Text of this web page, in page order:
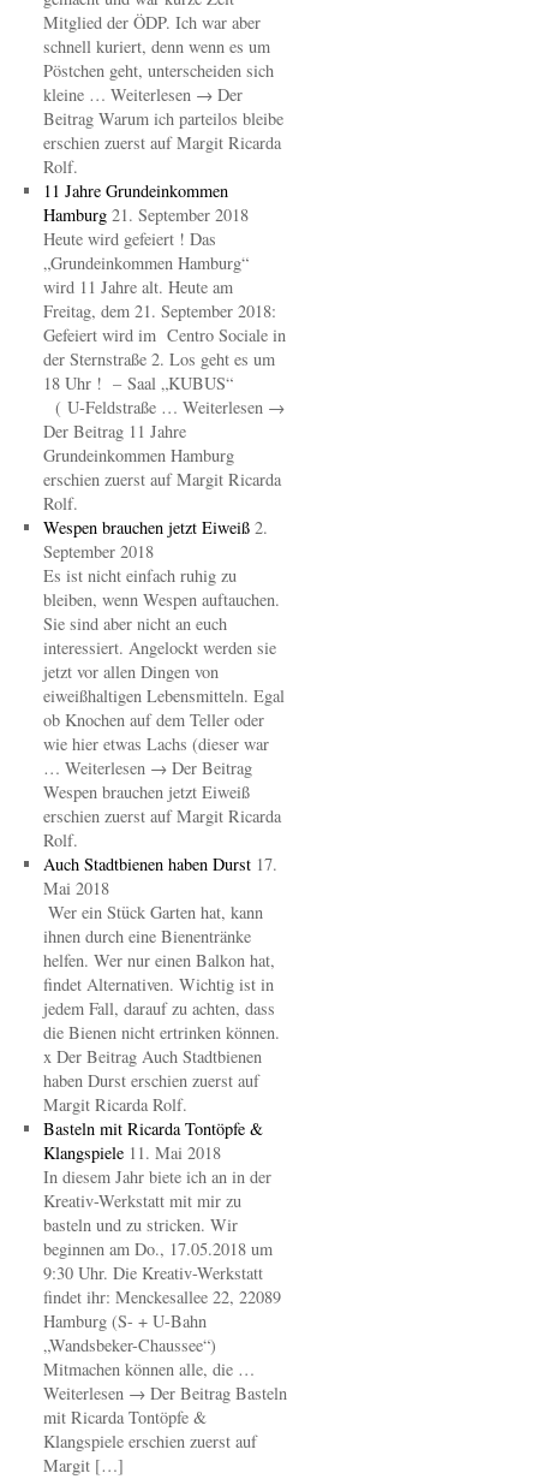
Mitglied der ÖDP. Ich war aber
schnell kuriert, denn wenn es um
Pöstchen geht, unterscheiden sich
kleine … Weiterlesen → Der
Beitrag Warum ich parteilos bleibe
erschien zuerst auf Margit Ricarda
Rolf.
11 Jahre Grundeinkommen
Hamburg 21. September 2018
Heute wird gefeiert ! Das
„Grundeinkommen Hamburg“
wird 11 Jahre alt. Heute am
Freitag, dem 21. September 2018:
Gefeiert wird im Centro Sociale in
der Sternstraße 2. Los geht es um
18 Uhr ! – Saal „KUBUS“
( U-Feldstraße … Weiterlesen →
Der Beitrag 11 Jahre
Grundeinkommen Hamburg
erschien zuerst auf Margit Ricarda
Rolf.
Wespen brauchen jetzt Eiweiß 2.
September 2018
Es ist nicht einfach ruhig zu
bleiben, wenn Wespen auftauchen.
Sie sind aber nicht an euch
interessiert. Angelockt werden sie
jetzt vor allen Dingen von
eiweißhaltigen Lebensmitteln. Egal
ob Knochen auf dem Teller oder
wie hier etwas Lachs (dieser war
… Weiterlesen → Der Beitrag
Wespen brauchen jetzt Eiweiß
erschien zuerst auf Margit Ricarda
Rolf.
Auch Stadtbienen haben Durst 17.
Mai 2018
Wer ein Stück Garten hat, kann
ihnen durch eine Bienentränke
helfen. Wer nur einen Balkon hat,
findet Alternativen. Wichtig ist in
jedem Fall, darauf zu achten, dass
die Bienen nicht ertrinken können.
x Der Beitrag Auch Stadtbienen
haben Durst erschien zuerst auf
Margit Ricarda Rolf.
Basteln mit Ricarda Tontöpfe &
Klangspiele 11. Mai 2018
In diesem Jahr biete ich an in der
Kreativ-Werkstatt mit mir zu
basteln und zu stricken. Wir
beginnen am Do., 17.05.2018 um
9:30 Uhr. Die Kreativ-Werkstatt
findet ihr: Menckesallee 22, 22089
Hamburg (S- + U-Bahn
„Wandsbeker-Chaussee“)
Mitmachen können alle, die …
Weiterlesen → Der Beitrag Basteln
mit Ricarda Tontöpfe &
Klangspiele erschien zuerst auf
Margit […]